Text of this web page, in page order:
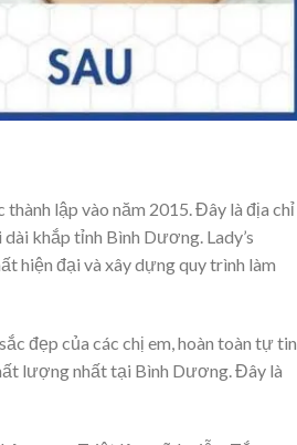
thành lập vào năm 2015. Đây là địa chỉ
khắp tỉnh Bình Dương. Lady’s
hiện đại và xây dựng quy trình làm
đẹp của các chị em, hoàn toàn tự tin
lượng nhất tại Bình Dương. Đây là